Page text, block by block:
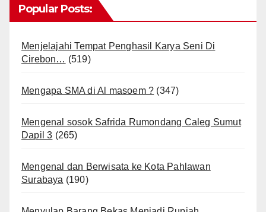
Popular Posts:
Menjelajahi Tempat Penghasil Karya Seni Di
Cirebon… (519)
Mengapa SMA di Al masoem ? (347)
Mengenal sosok Safrida Rumondang Caleg Sumut
Dapil 3 (265)
Mengenal dan Berwisata ke Kota Pahlawan
Surabaya (190)